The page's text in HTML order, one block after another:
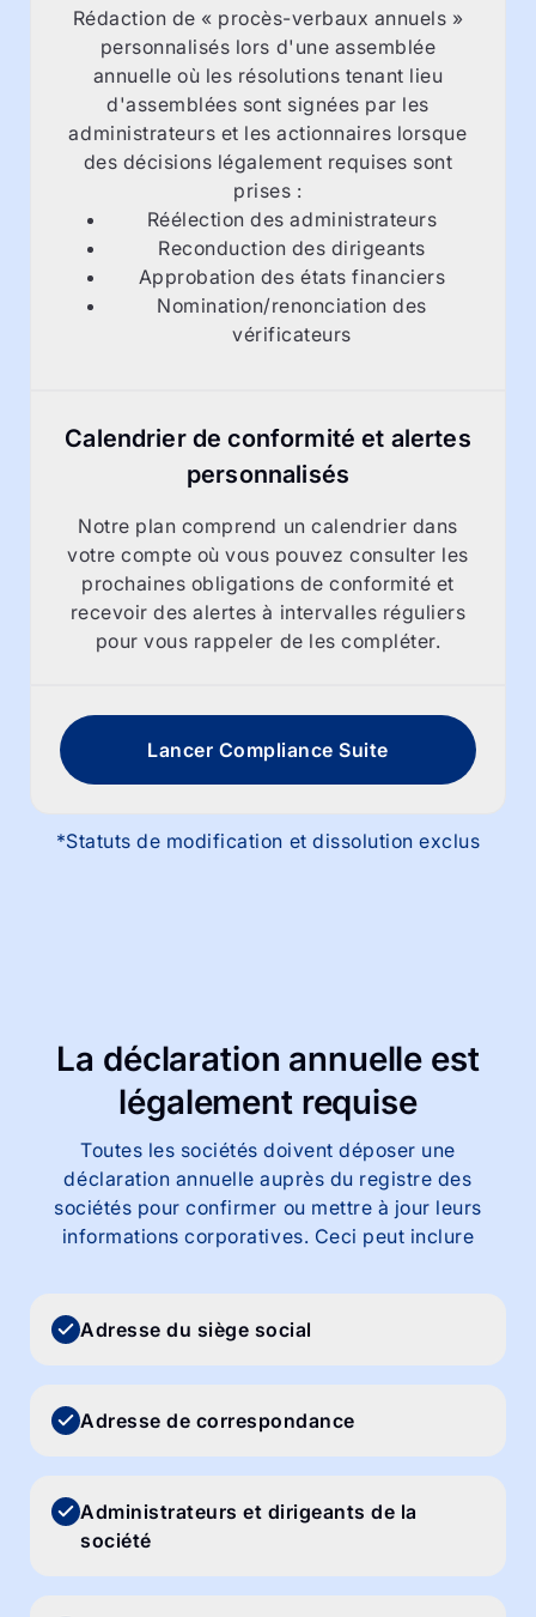
Rédaction de « procès-verbaux annuels »
personnalisés lors d'une assemblée
annuelle où les résolutions tenant lieu
d'assemblées sont signées par les
administrateurs et les actionnaires lorsque
des décisions légalement requises sont
prises :
Réélection des administrateurs
Reconduction des dirigeants
Approbation des états financiers
Nomination/renonciation des
vérificateurs
Calendrier de conformité et alertes
personnalisés
Notre plan comprend un calendrier dans
votre compte où vous pouvez consulter les
prochaines obligations de conformité et
recevoir des alertes à intervalles réguliers
pour vous rappeler de les compléter.
Lancer Compliance Suite
*Statuts de modification et dissolution exclus
La déclaration annuelle est
légalementrequise
Toutes les sociétés doivent déposer une
déclaration annuelle auprès du registre des
sociétés pour confirmer ou mettre à jour leurs
informations corporatives. Ceci peut inclure
Adresse du siège social
Adresse de correspondance
Administrateurs et dirigeants de la
société